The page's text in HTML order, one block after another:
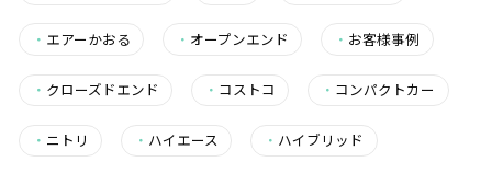
・ エアーかおる ・ オープンエンド ・ お客様事例
・ クローズドエンド ・ コストコ ・ コンパクトカー
・ ニトリ ・ ハイエース ・ ハイブリッド